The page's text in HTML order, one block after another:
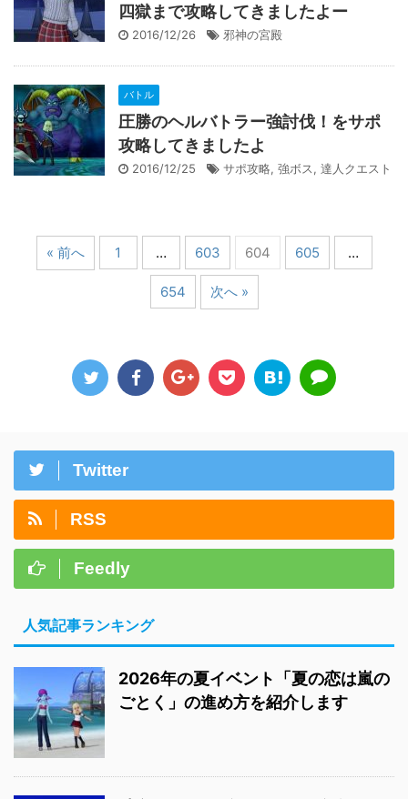
四獄まで攻略してきましたよー
2016/12/26 邪神の宮殿
バトル
圧勝のヘルバトラー強討伐！をサポ
攻略してきましたよ
2016/12/25 サポ攻略, 強ボス, 達人クエスト
« 前へ 1 … 603 604 605 …
654 次へ »
Twitter
RSS
Feedly
人気記事ランキング
2026年の夏イベント「夏の恋は嵐の
ごとく」の進め方を紹介します